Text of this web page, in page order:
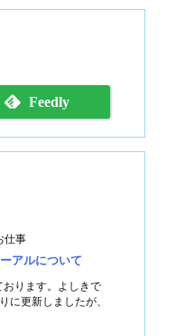
Feedly
仕事
アルについて
ります。よしきで
に更新しましたが、